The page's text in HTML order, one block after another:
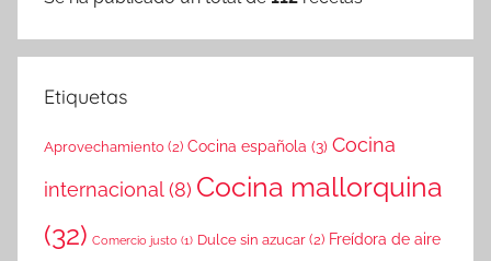
Etiquetas
Aprovechamiento (2) Cocina española (3) Cocina
internacional(8) Cocina mallorquina
(32) Comercio justo (1) Dulce sin azucar (2) Freídora de aire